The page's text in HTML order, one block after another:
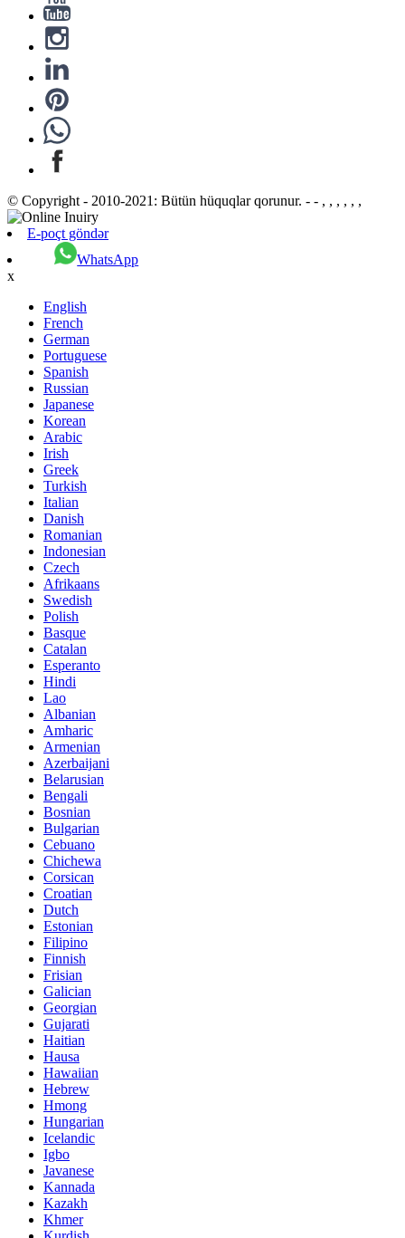
© Copyright - 2010-2021: Bütün hüquqlar qorunur. - - , , , , , ,
E-poçt göndər
WhatsApp
x
English
French
German
Portuguese
Spanish
Russian
Japanese
Korean
Arabic
Irish
Greek
Turkish
Italian
Danish
Romanian
Indonesian
Czech
Afrikaans
Swedish
Polish
Basque
Catalan
Esperanto
Hindi
Lao
Albanian
Amharic
Armenian
Azerbaijani
Belarusian
Bengali
Bosnian
Bulgarian
Cebuano
Chichewa
Corsican
Croatian
Dutch
Estonian
Filipino
Finnish
Frisian
Galician
Georgian
Gujarati
Haitian
Hausa
Hawaiian
Hebrew
Hmong
Hungarian
Icelandic
Igbo
Javanese
Kannada
Kazakh
Khmer